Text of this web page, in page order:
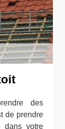
des
de prendre
dans votre